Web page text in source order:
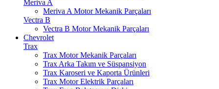
Meriva A
Meriva A Motor Mekanik Parçaları
Vectra B
Vectra B Motor Mekanik Parçaları
Chevrolet
Trax
Trax Motor Mekanik Parçaları
Trax Arka Takım ve Süspansiyon
Trax Karoseri ve Kaporta Ürünleri
Trax Motor Elektrik Parçaları